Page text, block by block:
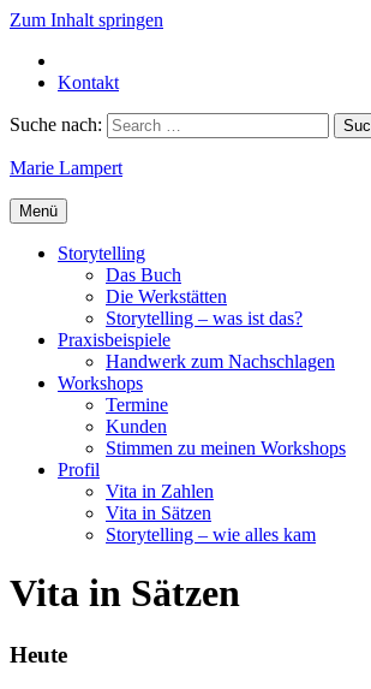
Zum Inhalt springen
Kontakt
Suche nach:
Marie Lampert
Menü
Storytelling
Das Buch
Die Werkstätten
Storytelling – was ist das?
Praxisbeispiele
Handwerk zum Nachschlagen
Workshops
Termine
Kunden
Stimmen zu meinen Workshops
Profil
Vita in Zahlen
Vita in Sätzen
Storytelling – wie alles kam
Vita in Sätzen
Heute